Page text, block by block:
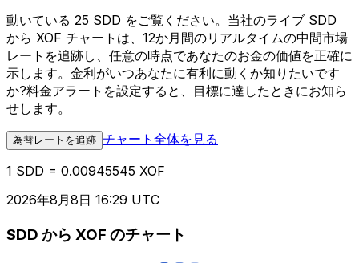
動いている 25 SDD をご覧ください。当社のライブ SDD
から XOF チャートは、12か月間のリアルタイムの中間市場
レートを追跡し、任意の時点であなたのお金の価値を正確に
示します。金利がいつあなたに有利に動くか知りたいです
か?料金アラートを設定すると、目標に達したときにお知ら
せします。
為替レートを追跡 チャート全体を見る
1 SDD = 0.00945545 XOF
2026年8月8日 16:29 UTC
SDD から XOF のチャート